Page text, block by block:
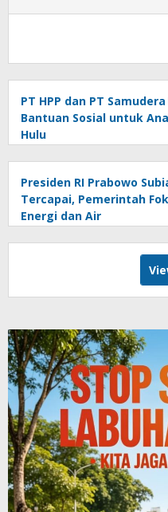
PT HPP dan PT
Bantuan Sosial untuk
Hulu
Presiden RI Prabowo
Tercapai, Pemerintah
Energi dan Air